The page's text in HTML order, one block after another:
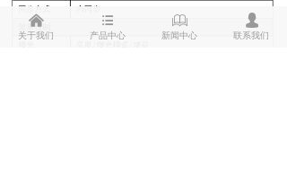
낀
关于我们
뀑
产品中心
ꁡ
新闻中心
넙
联系我们